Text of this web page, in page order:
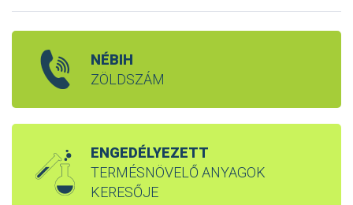
NÉBIH
ZÖLDSZÁM
ENGEDÉLYEZETT
TERMÉSNÖVELŐ ANYAGOK
KERESŐJE